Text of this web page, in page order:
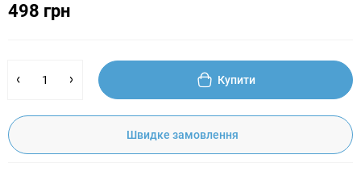
498 грн
Купити
Швидке замовлення